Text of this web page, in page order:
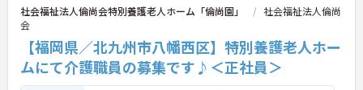
仕事と生活の両立を目指しやすい環境です
・リフレッシュ休暇あり
→ しっかり休みながら無理なく働ける環境です♪
社会福祉法人倫尚会特別養護老人ホーム「倫尚園」
社会福祉法人倫尚
会
【福岡県／北九州市八幡西区】特別養護老人ホー
ムにて介護職員の募集です♪＜正社員＞